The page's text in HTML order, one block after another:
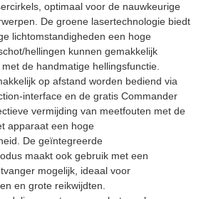
optimaal voor de nauwkeurige
De groene lasertechnologie biedt
lichtomstandigheden een hoge
hellingen kunnen gemakkelijk
de handmatige hellingsfunctie.
op afstand worden bediend via
interface en de gratis Commander
vermijding van meetfouten met de
apparaat een hoge
De geïntegreerde
maakt ook gebruik met een
mogelijk, ideaal voor
en grote reikwijdten.